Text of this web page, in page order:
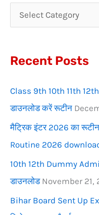
h
o
:
Recent Posts
Class 9th 10th 11th
डाउनलोड करें रूटीन
मैट्रिक इंटर 2026 का
Routine 2026
10th 12th Dummy
डाउनलोड November 21,
Bihar Board Sent Up